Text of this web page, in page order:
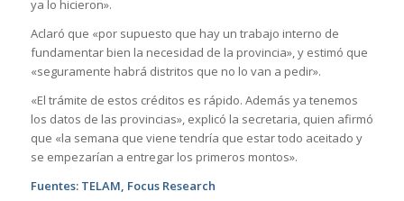
ya lo hicieron».
Aclaró que «por supuesto que hay un trabajo interno de
fundamentar bien la necesidad de la provincia», y estimó que
«seguramente habrá distritos que no lo van a pedir».
«El trámite de estos créditos es rápido. Además ya tenemos
los datos de las provincias», explicó la secretaria, quien afirmó
que «la semana que viene tendría que estar todo aceitado y
se empezarían a entregar los primeros montos».
Fuentes: TELAM, Focus Research